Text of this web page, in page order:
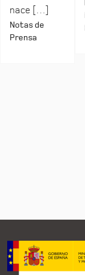
nace […]
Notas de
Prensa